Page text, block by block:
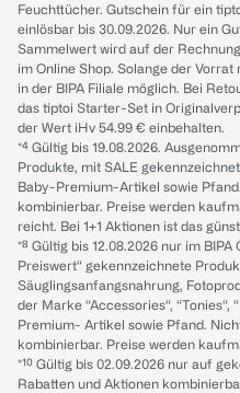
Feuchttücher. Gutschein für ein
einlösbar bis 30.09.2026. Nur ein
Sammelwert wird auf der
im Online Shop. Solange der
in der BIPA Filiale möglich. Bei
das tiptoi Starter-Set in
der Wert iHv 54.99 € einbehalten.
*⁴ Gültig bis 19.08.2026.
Produkte, mit SALE
Baby-Premium-Artikel sowie
kombinierbar. Preise werden
reicht. Bei 1+1 Aktionen ist das
*⁸ Gültig bis 12.08.2026 nur im
Preiswert“ gekennzeichnete
Säuglingsanfangsnahrung,
der Marke “Accessories“, “Tonies“,
Premium- Artikel sowie Pfand.
kombinierbar. Preise werden
*¹⁰ Gültig bis 02.09.2026 nur auf
Rabatten und Aktionen